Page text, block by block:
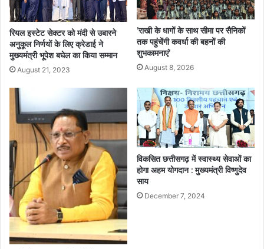
रियल इस्टेट सेक्टर को मंदी से उबारने
अनुकूल निर्णयों के लिए क्रेडाई ने
मुख्यमंत्री भूपेश बघेल का किया सम्मान
August 21, 2023
’राखी के धागों के साथ सीमा पर सैनिकों
तक पहुंचेंगी कवर्धा की बहनों की
शुभकामनाएं’
August 8, 2026
विकसित छत्तीसगढ़ में स्वास्थ्य सेवाओं का
होगा अहम योगदान : मुख्यमंत्री विष्णुदेव
साय
December 7, 2024